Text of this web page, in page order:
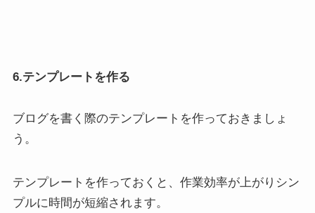
6.テンプレートを作る
ブログを書く際のテンプレートを作っておきましょ
う。
テンプレートを作っておくと、作業効率が上がりシン
プルに時間が短縮されます。